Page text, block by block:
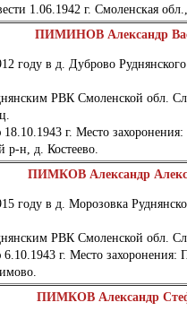
1.06.1942 г. Смоленская
ПИМИНОВ Александр
году в д. Дуброво
РВК Смоленской обл.
г. Место захоронения:
р-н, д. Костеево.
ПИМКОВ Александр
году в д. Морозовка
РВК Смоленской обл.
г. Место захоронения:
ПИМКОВ Александр